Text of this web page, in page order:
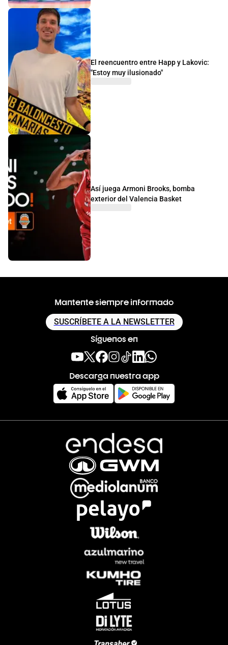
El reencuentro entre Happ y Lakovic:
"Estoy muy ilusionado"
Así juega Armoni Brooks, bomba
exterior del Valencia Basket
Mantente siempre informado
SUSCRÍBETE A LA NEWSLETTER
Síguenos en
Descarga nuestra app